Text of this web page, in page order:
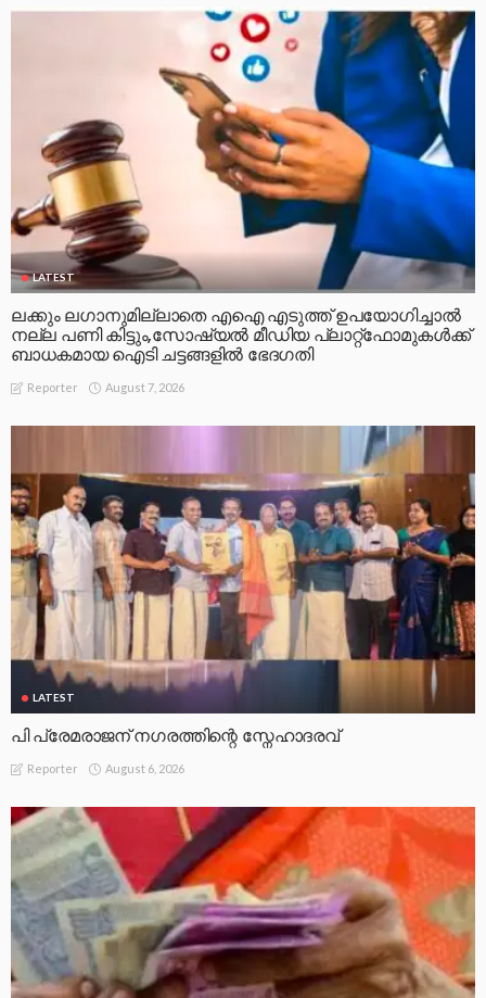
LATEST
ലക്കും ലഗാനുമില്ലാതെ എഐ എടുത്ത് ഉപയോഗിച്ചാല്‍
നല്ല പണി കിട്ടും,സോഷ്യല്‍ മീഡിയ പ്ലാറ്റ്‌ഫോമുകള്‍ക്ക്
ബാധകമായ ഐടി ചട്ടങ്ങളില്‍ ഭേദഗതി
Reporter August 7, 2026
LATEST
പി പ്രേമരാജന് നഗരത്തിന്റെ സ്നേഹാദരവ്
Reporter August 6, 2026